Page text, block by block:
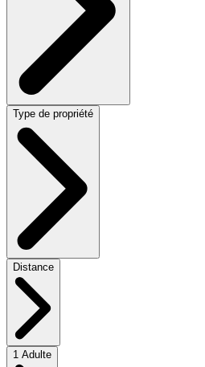
Type de propriété
Distance
1 Adulte